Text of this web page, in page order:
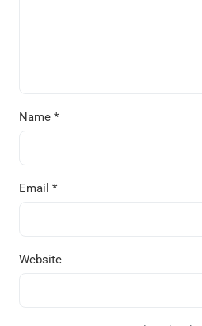
Name *
Email *
Website